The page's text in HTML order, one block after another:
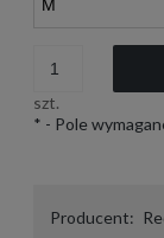
szt.
* - Pole
Producent: